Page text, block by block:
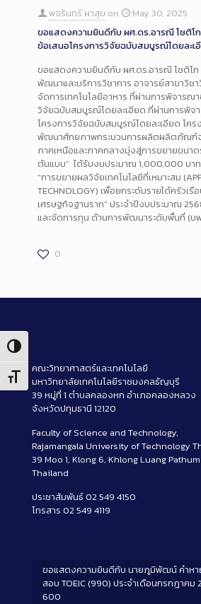
Toggle High Contrast
Toggle Font size
พจรินทร์ ผาสุข on
May 30, 2025
ขอแสดงความยินดีกับ ผศ.ดร.อารณี โชติโ
ข้อเสนอโครงการวิจัยฉบับสมบูรณ์โดยละเ
ขอแสดงความยินดีกับ ผศ.ดร.อารณี โชติโ
พัฒนาและบริการวิชาการ อาจารย์สาขาวิช
จัดการเทคโนโลยีอาหาร ที่ผ่านการพิจารณ
วิจัยฉบับสมบูรณ์โดยละเอียด ที่ผ่านการพิจ
โครงการวิจัยฉบับสมบูรณ์โดยละเอียด โคร
พัฒนาศักยภาพกระบวนการผลิตผลิตภัณฑ์จ
ภาคเหนือและภาคกลางมุ่งสู่การขยายขนา
ต้นแบบ” ได้รับงบประมาณ 1,000,000 บา
“การขยายผลวิจัยเทคโนโลยีที่เหมาะสม
TECHNOLOGY) เพื่อยกระดับรายได้ครัวเรื
เศรษฐกิจฐานราก” ประจำปีงบประมาณ
และจัดการทุน ด้านการพัฒนาระดับพื้นที่ (บ
0
คณะวิทยาศาสตร์และเทคโนโลยี
มหาวิทยาลัยเทคโนโลยีราชมงคลธัญบุรี
39 หมู่ที่ 1 ตำบลคลองหก อำเภอคลองหลวง
จังหวัดปทุมธานี 12120
Faculty of Science and Technology,
Rajamangala University of Technology
39 Moo 1, Klong 6, Khlong Luang Pathum
Thailand
ประชาสัมพันธ์ 02 549 4150
โทรสาร 02 549 4119
ขอแสดงความยินดีกับ นายภูมิพัฒน์ คำหา
สอบ TOEIC (990) ประจำเดือนกรกฎาคม
600